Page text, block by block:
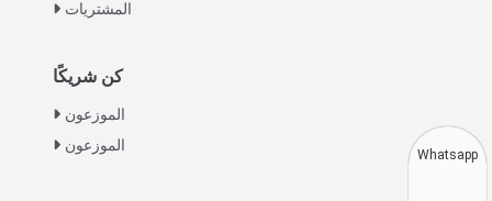
المشتريات
كن شريكًا
الموزعون
الموزعون
Vietnamese
Thai
Indonesian
Whatsapp